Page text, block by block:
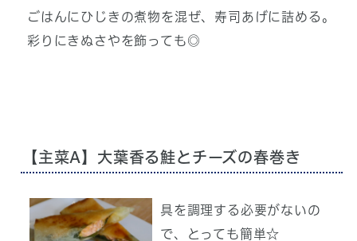
ごはんにひじきの煮物を混ぜ、寿司あげに詰める。
彩りにきぬさやを飾っても◎
【主菜A】大葉香る鮭とチーズの春巻き
具を調理する必要がないの
で、とっても簡単☆